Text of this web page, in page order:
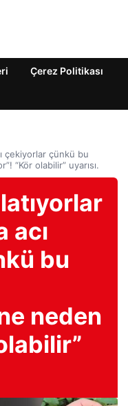
Çerez Politikası
çekiyorlar çünkü bu
“Kör olabilir” uyarısı.
acı
bu
neden